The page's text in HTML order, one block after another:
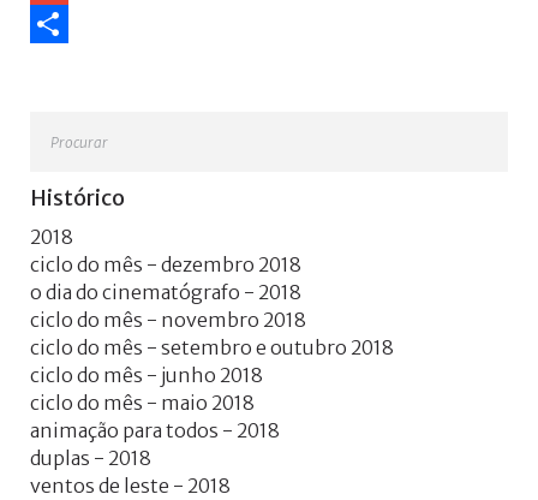
Gmail
Histórico
2018
ciclo do mês - dezembro 2018
o dia do cinematógrafo - 2018
ciclo do mês - novembro 2018
ciclo do mês - setembro e outubro 2018
ciclo do mês - junho 2018
ciclo do mês - maio 2018
animação para todos - 2018
duplas - 2018
ventos de leste - 2018